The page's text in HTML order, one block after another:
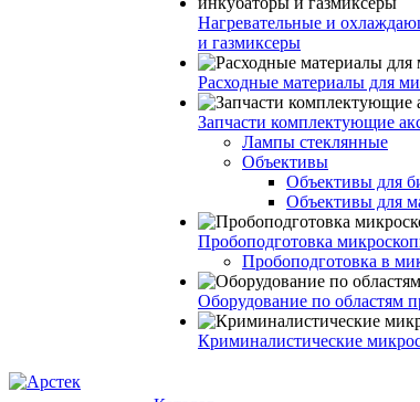
Нагревательные и
и газмиксеры
Расходные материалы для
Запчасти комплектующие
Лампы стеклянные
Объективы
Объективы для
Объективы для
Пробоподготовка
Пробоподготовка в
Оборудование по областям
Криминалистические